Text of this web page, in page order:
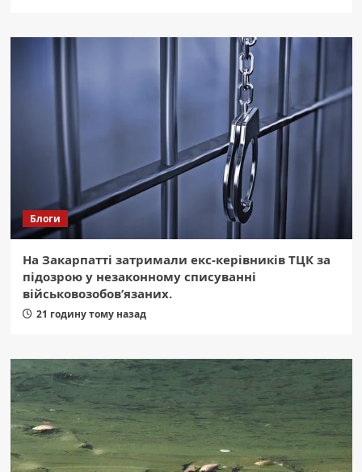
Блоги
На Закарпатті затримали екс-керівників ТЦК за
підозрою у незаконному списуванні
військовозобов’язаних.
21 годину тому назад